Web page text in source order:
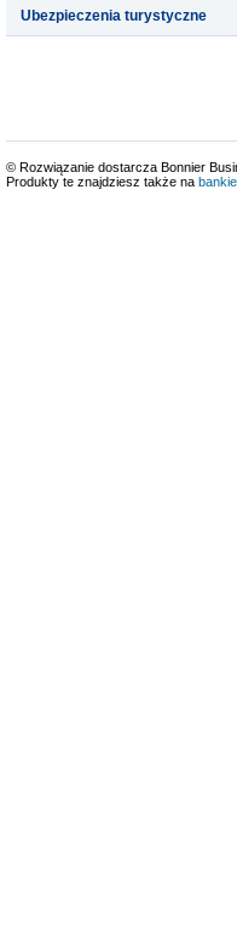
Ubezpieczenia turystyczne
© Rozwiązanie dostarcza Bonnier
Produkty te znajdziesz także na